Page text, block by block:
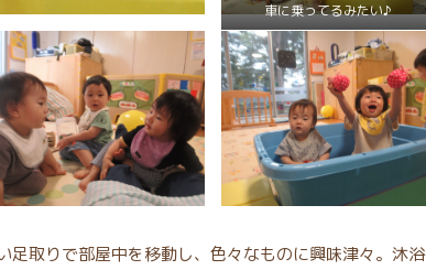
車に乗ってるみたい♪
足取りで部屋中を移動し、色々なものに興味津々。沐浴